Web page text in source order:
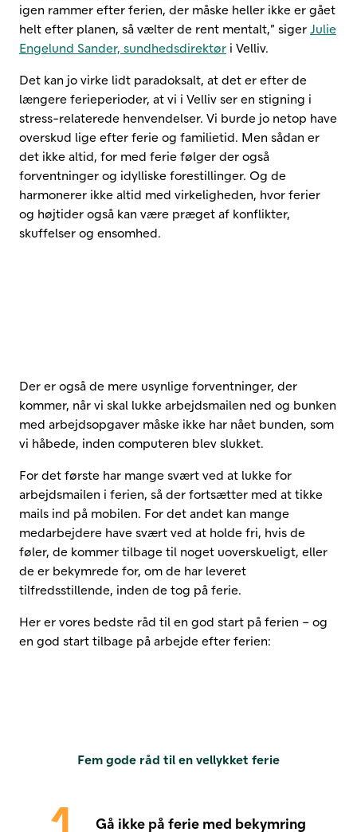
igen rammer efter ferien, der måske heller ikke er gået
helt efter planen, så vælter de rent mentalt,” siger Julie
Engelund Sander, sundhedsdirektør i Velliv.
Det kan jo virke lidt paradoksalt, at det er efter de
længere ferieperioder, at vi i Velliv ser en stigning i
stress-relaterede henvendelser. Vi burde jo netop have
overskud lige efter ferie og familietid. Men sådan er
det ikke altid, for med ferie følger der også
forventninger og idylliske forestillinger. Og de
harmonerer ikke altid med virkeligheden, hvor ferier
og højtider også kan være præget af konflikter,
skuffelser og ensomhed.
Der er også de mere usynlige forventninger, der
kommer, når vi skal lukke arbejdsmailen ned og bunken
med arbejdsopgaver måske ikke har nået bunden, som
vi håbede, inden computeren blev slukket.
For det første har mange svært ved at lukke for
arbejdsmailen i ferien, så der fortsætter med at tikke
mails ind på mobilen. For det andet kan mange
medarbejdere have svært ved at holde fri, hvis de
føler, de kommer tilbage til noget uoverskueligt, eller
de er bekymrede for, om de har leveret
tilfredsstillende, inden de tog på ferie.
Her er vores bedste råd til en god start på ferien – og
en god start tilbage på arbejde efter ferien:
Fem gode råd til en vellykket ferie
Gå ikke på ferie med bekymring